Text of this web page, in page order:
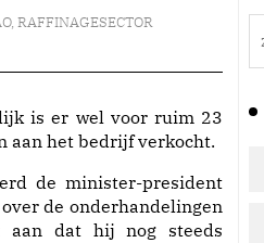
,RAFFINAGESECTOR
is er wel voor ruim 23
aan het bedrijf verkocht.
de minister-president
de onderhandelingen
aan dat hij nog steeds